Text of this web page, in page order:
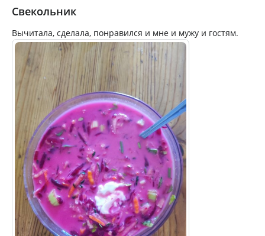
Свекольник
Вычитала, сделала, понравился и мне и мужу и гостям.